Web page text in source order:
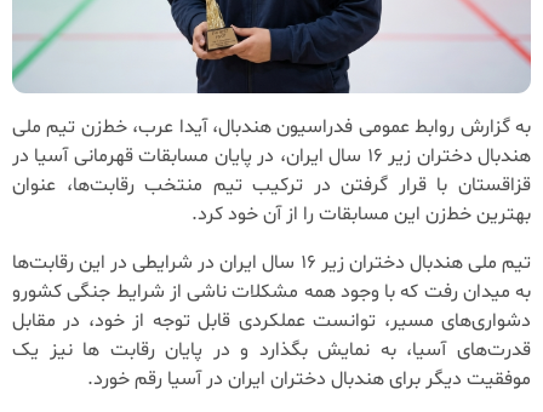
به گزارش روابط عمومی فدراسیون هندبال، آیدا عرب، خط‌زن تیم ملی
هندبال دختران زیر ۱۶ سال ایران، در پایان مسابقات قهرمانی آسیا در
قزاقستان با قرار گرفتن در ترکیب تیم منتخب رقابت‌ها، عنوان
بهترین خط‌زن این مسابقات را از آن خود کرد.
تیم ملی هندبال دختران زیر ۱۶ سال ایران در شرایطی در این رقابت‌ها
به میدان رفت که با وجود همه مشکلات ناشی از شرایط جنگی کشورو
دشواری‌های مسیر، توانست عملکردی قابل توجه از خود، در مقابل
قدرت‌های آسیا، به نمایش بگذارد و در پایان رقابت ها نیز یک
موفقیت دیگر برای هندبال دختران ایران در آسیا رقم خورد.